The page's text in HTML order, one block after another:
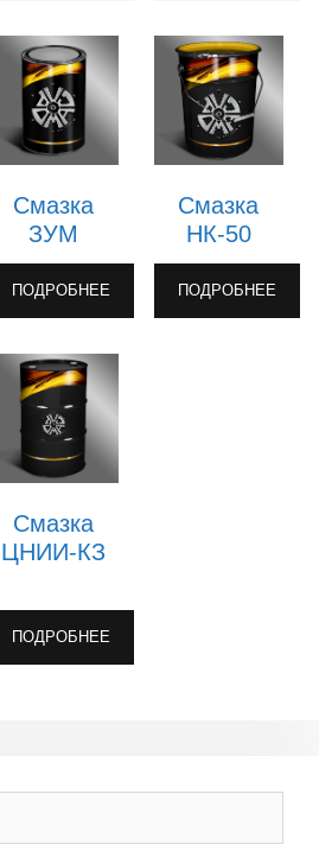
Смазка
ЗУМ
ПОДРОБНЕЕ
Смазка
НК-50
ПОДРОБНЕЕ
Смазка
ЦНИИ-КЗ
ПОДРОБНЕЕ